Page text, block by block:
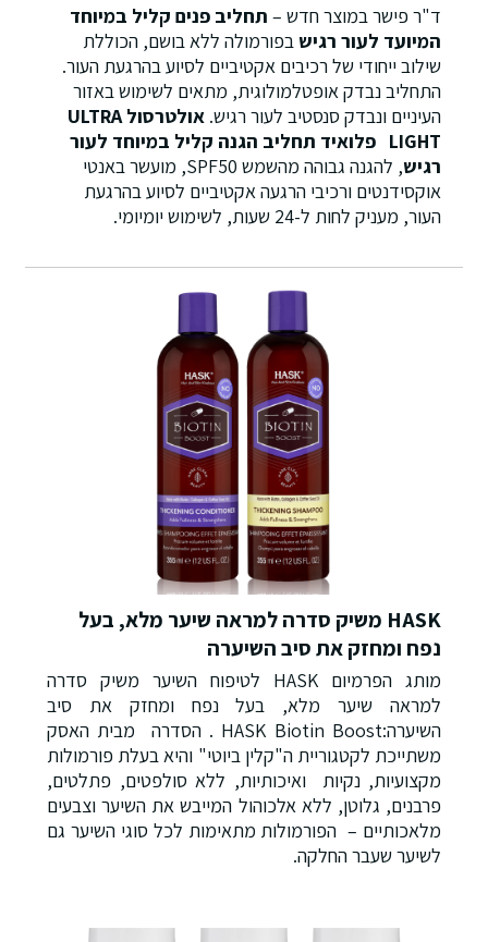
ד"ר פישר במוצר חדש – תחליב פנים קליל במיוחד
המיועד לעור רגישבפורמולה ללא בושם, הכוללת
שילוב ייחודי של רכיבים אקטיביים לסיוע בהרגעת העור.
התחליב נבדק אופטלמולוגית, מתאים לשימוש באזור
העיניים ונבדק סנסטיב לעור רגיש. אולטרסולULTRA
LIGHT פלואיד תחליב הגנה קליל במיוחד לעור
רגיש
, להגנה גבוהה מהשמש SPF50, מועשר באנטי
אוקסידנטים ורכיבי הרגעה אקטיביים לסיוע בהרגעת
העור, מעניק לחות ל-24 שעות, לשימוש יומיומי.
HASK משיק סדרה למראה שיער מלא, בעל
נפח ומחזק את סיב השיערה
מותג הפרמיום HASK לטיפוח השיער משיק סדרה
למראה שיער מלא, בעל נפח ומחזק את סיב
השיערה:HASK Biotin Boost . הסדרה מבית האסק
משתייכת לקטגוריית ה"קלין ביוטי" והיא בעלת פורמולות
מקצועיות, נקיות ואיכותיות, ללא סולפטים, פתלטים,
פרבנים, גלוטן, ללא אלכוהול המייבש את השיער וצבעים
מלאכותיים – הפורמולות מתאימות לכל סוגי השיער גם
לשיער שעבר החלקה.